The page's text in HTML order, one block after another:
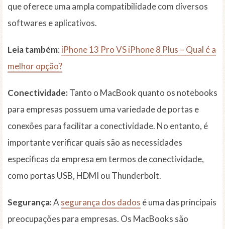
que oferece uma ampla compatibilidade com diversos
softwares e aplicativos.
Leia também: iPhone 13 Pro VS iPhone 8 Plus – Qual é a
melhor opção?
Conectividade:Tanto o MacBook quanto os notebooks
para empresas possuem uma variedade de portas e
conexões para facilitar a conectividade. No entanto, é
importante verificar quais são as necessidades
específicas da empresa em termos de conectividade,
como portas USB, HDMI ou Thunderbolt.
Segurança:A segurança dos dados é uma das principais
preocupações para empresas. Os MacBooks são